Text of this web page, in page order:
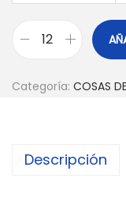
Categoría: COSAS
Descripción